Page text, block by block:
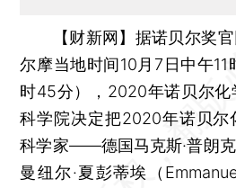
【财新网】 据诺贝尔奖
尔摩当地时间10月7日中午
时45分），2020年诺贝尔化
科学院决定把2020年诺贝尔
科学家——德国马克斯·普朗
曼纽尔·夏彭蒂埃（